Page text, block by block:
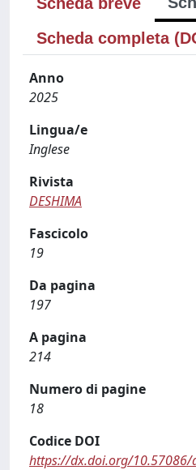
Scheda completa
Anno
2025
Lingua/e
Inglese
Rivista
DESHIMA
Fascicolo
19
Da pagina
197
A pagina
214
Numero di pagine
18
Codice DOI
https://dx.doi.org/10.57086/